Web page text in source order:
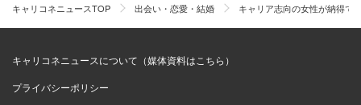
キャリコネニュースTOP 出会い・恋愛・結婚 キャリア志向の女性が納得で
キャリコネニュースについて（媒体資料はこちら）
プライバシーポリシー